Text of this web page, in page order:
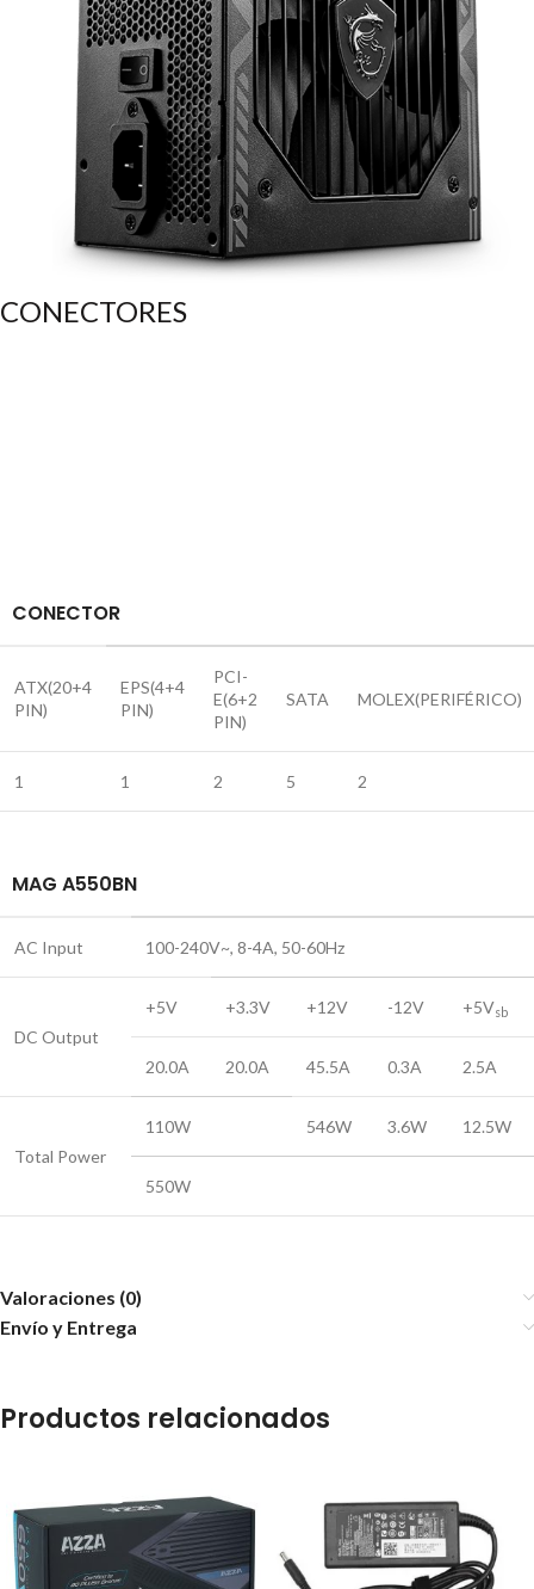
CONECTORES
CONECTOR
ATX(20+4
PIN)
EPS(4+4
PIN)
PCI-
E(6+2
PIN)
SATA MOLEX(PERIFÉRICO)
1 1 2 5 2
MAG A550BN
AC Input 100-240V~, 8-4A, 50-60Hz
DC Output
+5V +3.3V +12V -12V +5Vsb
20.0A 20.0A 45.5A 0.3A 2.5A
Total Power
110W 546W 3.6W 12.5W
550W
Valoraciones (0)
Envío y Entrega
Productos relacionados